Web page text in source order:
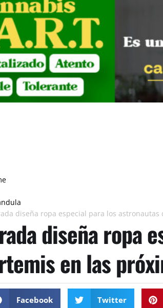
diseña ropa especial para los
diseña ropa
en las
Facebook Twitter